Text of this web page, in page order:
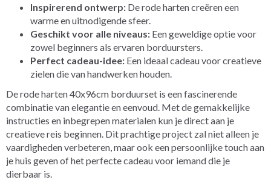
Inspirerend ontwerp: De rode harten creëren een
warme en uitnodigende sfeer.
Geschikt voor alle niveaus: Een geweldige optie voor
zowel beginners als ervaren borduursters.
Perfect cadeau-idee: Een ideaal cadeau voor creatieve
zielen die van handwerken houden.
De rode harten 40x96cm borduurset is een fascinerende
combinatie van elegantie en eenvoud. Met de gemakkelijke
instructies en inbegrepen materialen kun je direct aan je
creatieve reis beginnen. Dit prachtige project zal niet alleen je
vaardigheden verbeteren, maar ook een persoonlijke touch aan
je huis geven of het perfecte cadeau voor iemand die je
dierbaar is.